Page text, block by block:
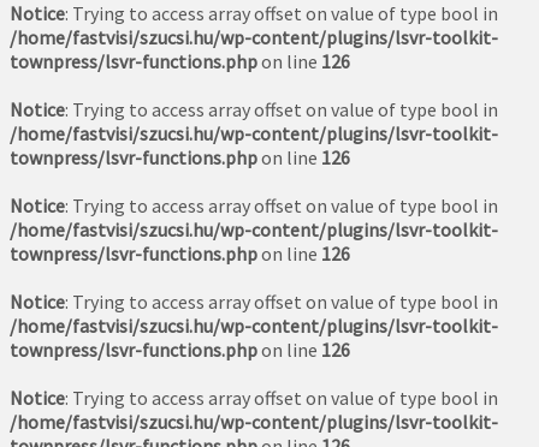
Notice: Trying to access array offset on value of type bool in
/home/fastvisi/szucsi.hu/wp-content/plugins/lsvr-toolkit-
townpress/lsvr-functions.phpon line 126
Notice: Trying to access array offset on value of type bool in
/home/fastvisi/szucsi.hu/wp-content/plugins/lsvr-toolkit-
townpress/lsvr-functions.phpon line 126
Notice: Trying to access array offset on value of type bool in
/home/fastvisi/szucsi.hu/wp-content/plugins/lsvr-toolkit-
townpress/lsvr-functions.phpon line 126
Notice: Trying to access array offset on value of type bool in
/home/fastvisi/szucsi.hu/wp-content/plugins/lsvr-toolkit-
townpress/lsvr-functions.phpon line 126
Notice: Trying to access array offset on value of type bool in
/home/fastvisi/szucsi.hu/wp-content/plugins/lsvr-toolkit-